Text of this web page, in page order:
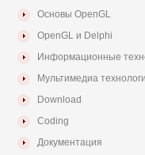
Основы OpenGL
OpenGL и Delphi
Информационные
Мультимедиа
Download
Coding
Документация